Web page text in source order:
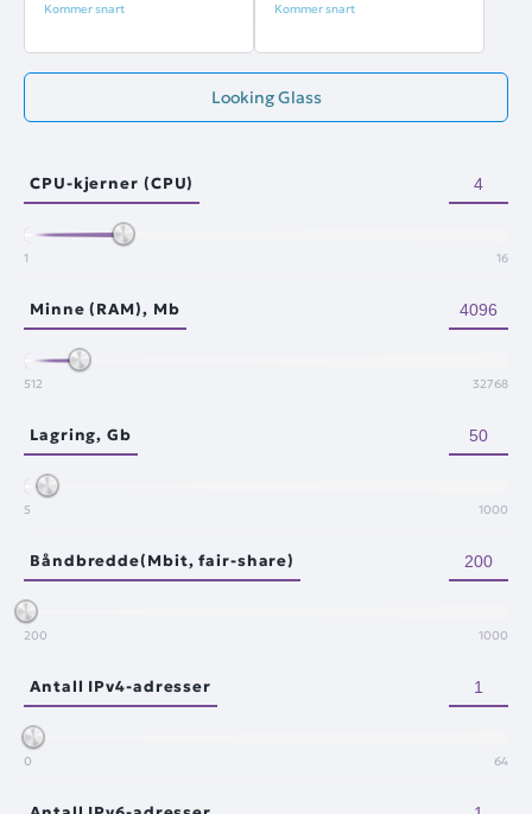
Kommer snart Kommer snart
Looking Glass
CPU-kjerner (CPU)
1 16
Minne (RAM), Mb
512 32768
Lagring, Gb
5 1000
Båndbredde(Mbit, fair-share)
200 1000
Antall IPv4-adresser
0 64